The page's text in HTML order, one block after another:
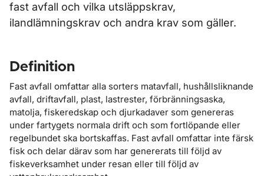
fast avfall och vilka utsläppskrav,
ilandlämningskrav och andra krav som gäller.
Definition
Fast avfall omfattar alla sorters matavfall, hushållsliknande
avfall, driftavfall, plast, lastrester, förbränningsaska,
matolja, fiskeredskap och djurkadaver som genereras
under fartygets normala drift och som fortlöpande eller
regelbundet ska bortskaffas. Fast avfall omfattar inte färsk
fisk och delar därav som har genererats till följd av
fiskeverksamhet under resan eller till följd av